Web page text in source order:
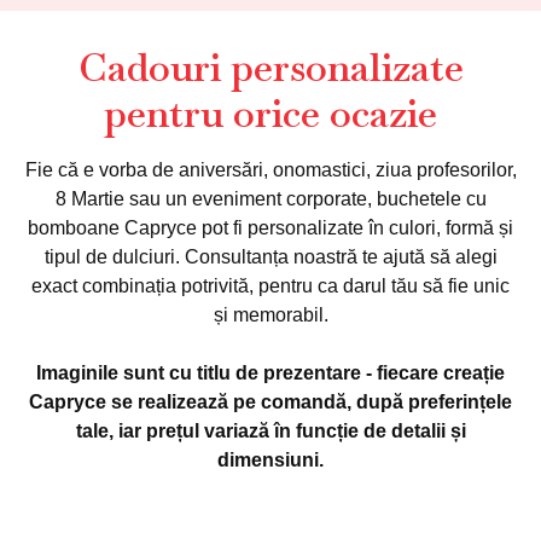
Cadouri personalizate
pentru orice ocazie
Fie că e vorba de aniversări, onomastici, ziua profesorilor,
8 Martie sau un eveniment corporate, buchetele cu
bomboane Capryce pot fi personalizate în culori, formă și
tipul de dulciuri. Consultanța noastră te ajută să alegi
exact combinația potrivită, pentru ca darul tău să fie unic
și memorabil.
Imaginile sunt cu titlu de prezentare - fiecare creație
Capryce se realizează pe comandă, după preferințele
tale, iar prețul variază în funcție de detalii și
dimensiuni.